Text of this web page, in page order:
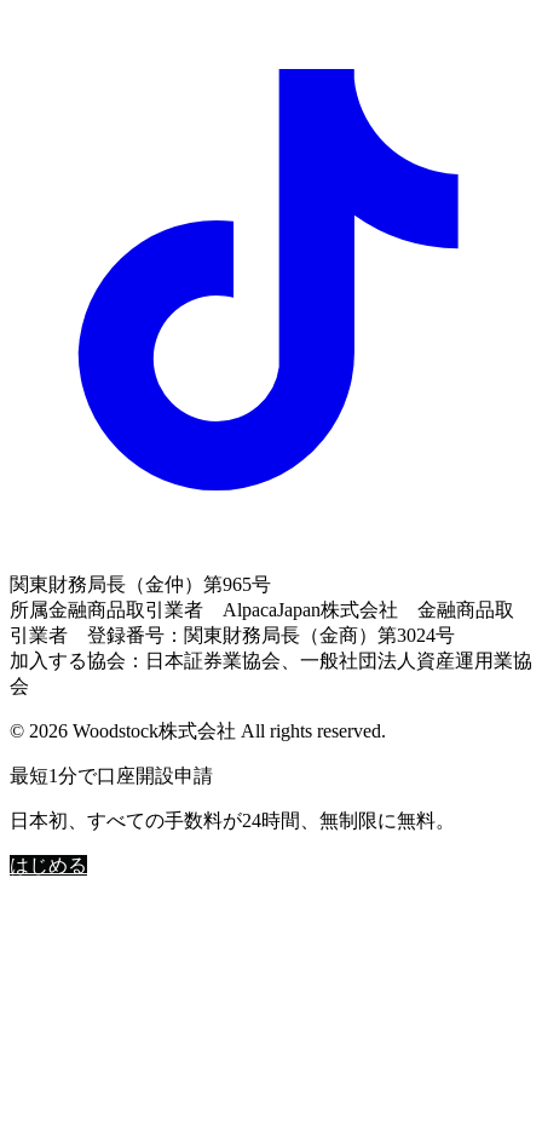
関東財務局長（金仲）第965号
所属金融商品取引業者 AlpacaJapan株式会社 金融商品取
引業者 登録番号：関東財務局長（金商）第3024号
加入する協会：日本証券業協会、一般社団法人資産運用業協
会
© 2026 Woodstock株式会社 All rights reserved.
最短1分で口座開設申請
日本初、すべての手数料が24時間、無制限に無料。
はじめる